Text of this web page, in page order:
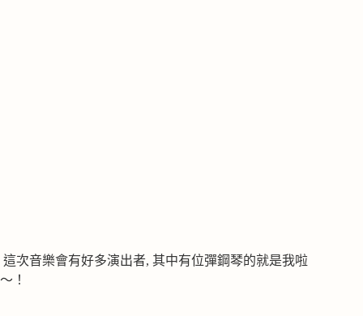
這次音樂會有好多演出者, 其中有位彈鋼琴的就是我啦
～！